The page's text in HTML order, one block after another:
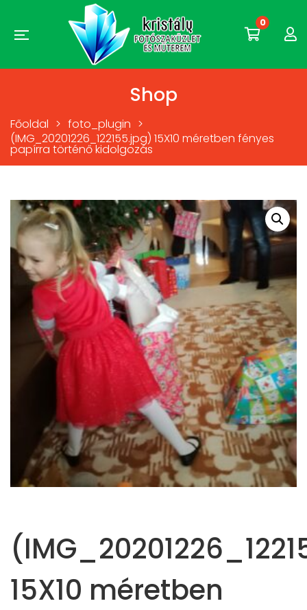
0
Shop
Főoldal > foto_plugin >
(IMG_20201226_122155.jpg) 15X10 méretben fényes
papírra történő kidolgozás
15X10 méretben